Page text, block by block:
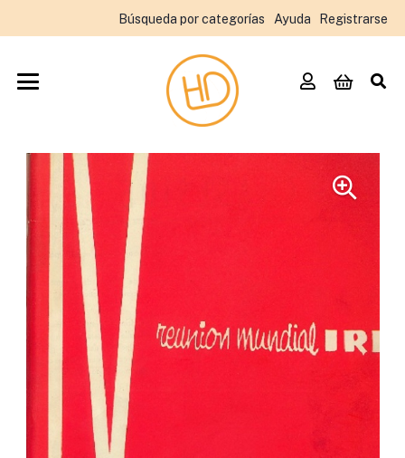
Búsqueda por categorías Ayuda Registrarse